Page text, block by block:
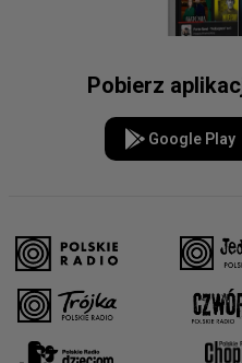
Pobierz
Google Play